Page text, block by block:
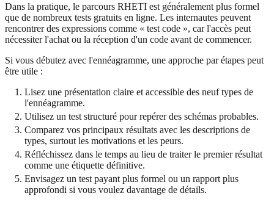
Dans la pratique, le parcours RHETI est généralement plus formel
que de nombreux tests gratuits en ligne. Les internautes peuvent
rencontrer des expressions comme « test code », car l'accès peut
nécessiter l'achat ou la réception d'un code avant de commencer.
Si vous débutez avec l'ennéagramme, une approche par étapes peut
être utile :
Lisez une présentation claire et accessible des neuf types de
l'ennéagramme.
Utilisez un test structuré pour repérer des schémas probables.
Comparez vos principaux résultats avec les descriptions de
types, surtout les motivations et les peurs.
Réfléchissez dans le temps au lieu de traiter le premier résultat
comme une étiquette définitive.
Envisagez un test payant plus formel ou un rapport plus
approfondi si vous voulez davantage de détails.